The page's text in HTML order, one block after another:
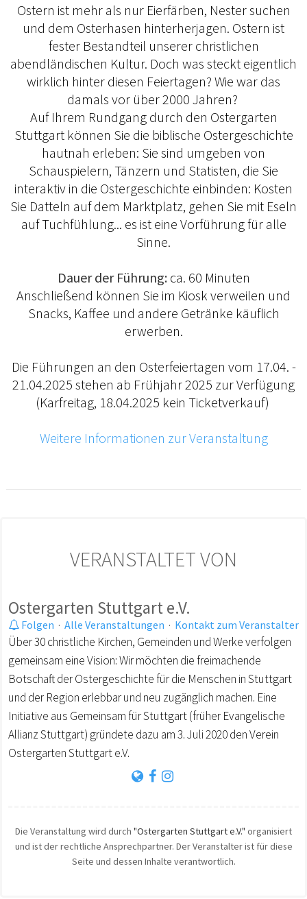
Ostern ist mehr als nur Eierfärben, Nester suchen
und dem Osterhasen hinterherjagen. Ostern ist
fester Bestandteil unserer christlichen
abendländischen Kultur. Doch was steckt eigentlich
wirklich hinter diesen Feiertagen? Wie war das
damals vor über 2000 Jahren?
Auf Ihrem Rundgang durch den Ostergarten
Stuttgart können Sie die biblische Ostergeschichte
hautnah erleben: Sie sind umgeben von
Schauspielern, Tänzern und Statisten, die Sie
interaktiv in die Ostergeschichte einbinden: Kosten
Sie Datteln auf dem Marktplatz, gehen Sie mit Eseln
auf Tuchfühlung... es ist eine Vorführung für alle
Sinne.
Dauer der Führung:ca. 60 Minuten
Anschließend können Sie im Kiosk verweilen und
Snacks, Kaffee und andere Getränke käuflich
erwerben.
Die Führungen an den Osterfeiertagen vom 17.04. -
21.04.2025 stehen ab Frühjahr 2025 zur Verfügung
(Karfreitag, 18.04.2025 kein Ticketverkauf)
Weitere Informationen zur Veranstaltung
VERANSTALTET VON
Ostergarten Stuttgart e.V.
Folgen · Alle Veranstaltungen · Kontakt zum Veranstalter
Über 30 christliche Kirchen, Gemeinden und Werke verfolgen
gemeinsam eine Vision: Wir möchten die freimachende
Botschaft der Ostergeschichte für die Menschen in Stuttgart
und der Region erlebbar und neu zugänglich machen. Eine
Initiative aus Gemeinsam für Stuttgart (früher Evangelische
Allianz Stuttgart) gründete dazu am 3. Juli 2020 den Verein
Ostergarten Stuttgart e.V.
Die Veranstaltung wird durch "Ostergarten Stuttgart e.V." organisiert
und ist der rechtliche Ansprechpartner. Der Veranstalter ist für diese
Seite und dessen Inhalte verantwortlich.